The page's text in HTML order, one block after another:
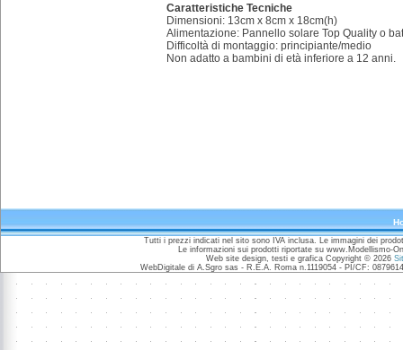
Caratteristiche Tecniche
Dimensioni: 13cm x 8cm x 18cm(h)
Alimentazione: Pannello solare Top Quality o
Difficoltà di montaggio: principiante/medio
Non adatto a bambini di età inferiore a 12 anni.
Tutti i prezzi indicati nel sito sono IVA inclusa. Le immagini dei
Le informazioni sui prodotti riportate su www.Modellismo-
Web site design, testi e grafica Copyright © 2026
WebDigitale di A.Sgro sas - R.E.A. Roma n.1119054 - PI/CF: